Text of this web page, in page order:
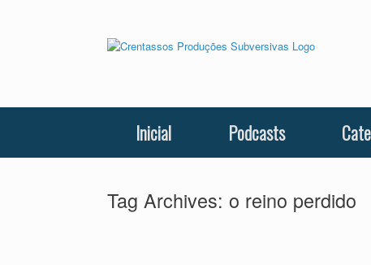
Inicial Podcasts
Tag Archives: o reino perdido